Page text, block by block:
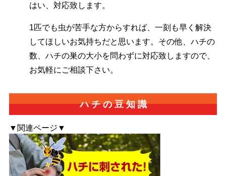
はい、対応致します。
1匹でも虫が苦手な方からすれば、一刻も早く解決
してほしいお気持ちだと思います。その他、ハチの
数、ハチの巣の大小を問わずに対応致しますので、
お気軽にご相談下さい。
ハ チ の 豆 知 識
▼関連ページ▼